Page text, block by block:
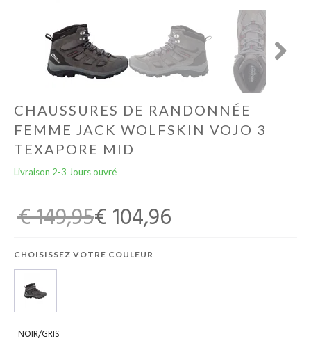
Accès CLUBS
CHAUSSURES DE RANDONNÉE
FEMME JACK WOLFSKIN VOJO 3
TEXAPORE MID
Livraison 2-3 Jours ouvré
€ 149,95€ 104,96
CHOISISSEZ VOTRE COULEUR
NOIR/GRIS